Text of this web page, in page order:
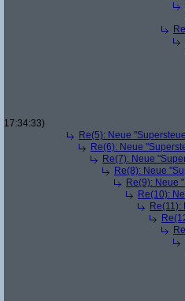
17:34:33)
Re(5): Neue
Re(6): Neue
Re(7): Neue
Re(8): Neue
Re(9): Neue
Re(10):
Re(11):